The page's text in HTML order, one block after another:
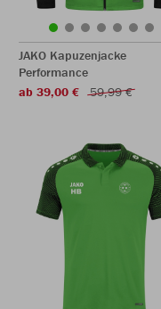
JAKO Kapuzenjacke
Performance
ab 39,00 €
59,99 €